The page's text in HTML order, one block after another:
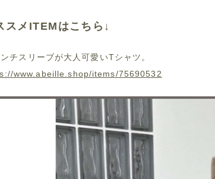
スメITEMはこちら↓
チスリーブが大人可愛いTシャツ。
www.abeille.shop/items/75690532